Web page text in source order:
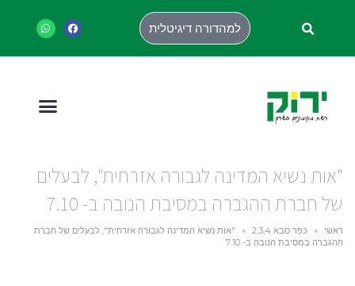
למהדורה דיגיטלית
"אות נשיא המדינה לגבורה אזרחית", לבעלים
של חברת ההגברה במסיבת הנובה ב- 7.10
ראשי » כפר סבא 2,3,4 »
"אות נשיא המדינה לגבורה אזרחית", לבעלים של חברת
ההגברה במסיבת הנובה ב- 7.10